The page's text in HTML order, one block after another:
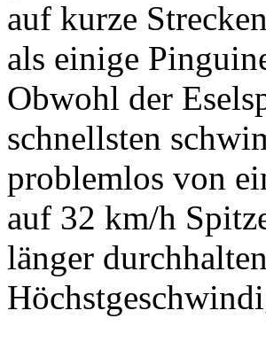
auf kurze
als einige
Obwohl der
schnellsten
problemlos von
auf 32 km/h
länger